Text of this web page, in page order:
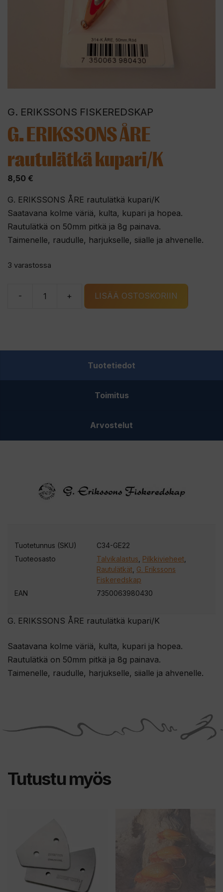
G. ERIKSSONS FISKEREDSKAP
G. ERIKSSONS ÅRE
rautulätkä kupari/K
8,50 €
G. ERIKSSONS ÅRE rautulätkä kupari/K
Saatavana kolme väriä, kulta, kupari ja hopea.
Rautulätkä on 50mm pitkä ja 8g painava.
Taimenelle, raudulle, harjukselle, siialle ja ahvenelle.
3 varastossa
-
määrä
+ LISÄÄ OSTOSKORIIN
Tuotetiedot
Toimitus
Arvostelut
G. ERIKSSONS ÅRE rautulätkä kupari/K
Saatavana kolme väriä, kulta, kupari ja hopea.
Rautulätkä on 50mm pitkä ja 8g painava.
Taimenelle, raudulle, harjukselle, siialle ja ahvenelle.
Tuotetunnus (SKU)
C34-GE22
Tuoteosasto
Talvikalastus Pilkkivieheet
Rautulätkät G. Erikssons
Fiskeredskap
EAN
7350063980430
Tutustu myös
useampi
muunnelma.